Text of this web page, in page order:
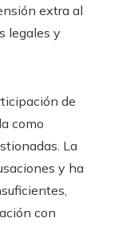
extra al
legales y
de
como
La
y ha
con